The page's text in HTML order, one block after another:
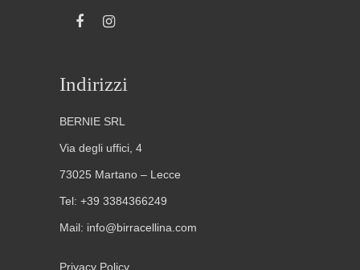
Indirizzi
BERNIE SRL
Via degli uffici, 4
73025 Martano – Lecce
Tel: +39 3384366249
Mail: info@birracellina.com
Privacy Policy